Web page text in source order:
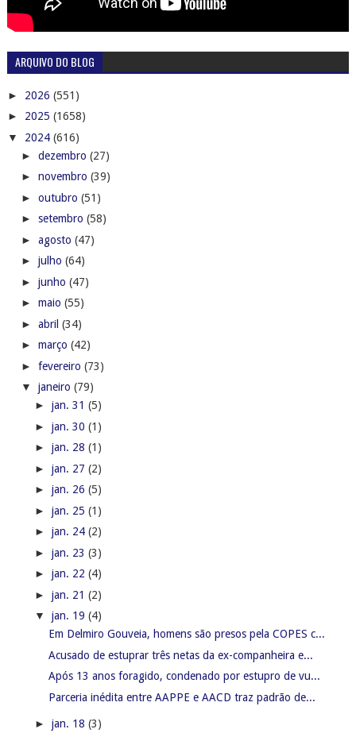
ARQUIVO DO BLOG
► 2026 (551)
► 2025 (1658)
▼ 2024 (616)
► dezembro (27)
► novembro (39)
► outubro (51)
► setembro (58)
► agosto (47)
► julho (64)
► junho (47)
► maio (55)
► abril (34)
► março (42)
► fevereiro (73)
▼ janeiro (79)
► jan. 31 (5)
► jan. 30 (1)
► jan. 28 (1)
► jan. 27 (2)
► jan. 26 (5)
► jan. 25 (1)
► jan. 24 (2)
► jan. 23 (3)
► jan. 22 (4)
► jan. 21 (2)
▼ jan. 19 (4)
Em Delmiro Gouveia, homens são presos pela COPES c...
Acusado de estuprar três netas da ex-companheira e...
Após 13 anos foragido, condenado por estupro de vu...
Parceria inédita entre AAPPE e AACD traz padrão de...
► jan. 18 (3)